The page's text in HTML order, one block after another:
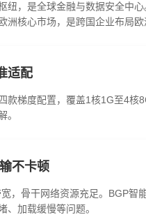
纽，是全球金融与数据安全中
核心市场，是跨国企业布局欧
适配
款梯度配置，覆盖1核1G至4
。
不卡顿
，骨干网络资源充足。BGP
、加载缓慢等问题。